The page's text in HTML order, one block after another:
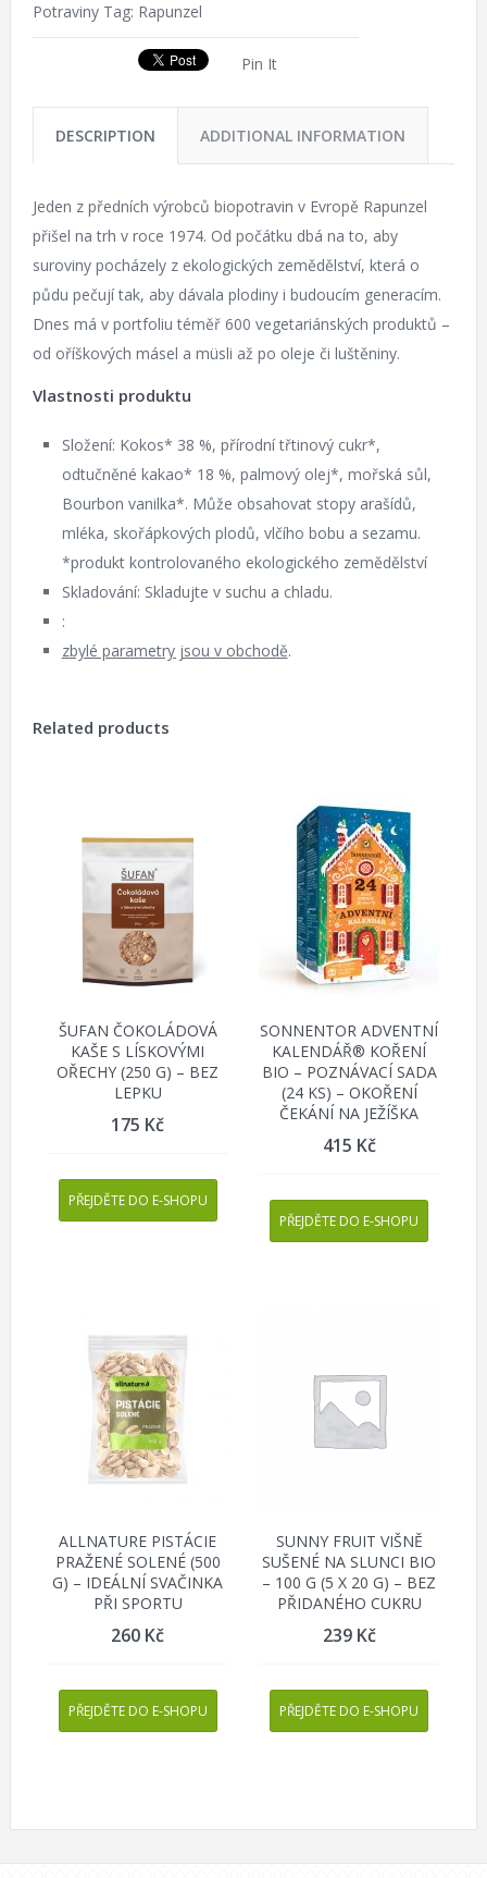
Potraviny Tag: Rapunzel
Pin It
DESCRIPTION ADDITIONAL INFORMATION
Jeden z předních výrobců biopotravin v Evropě Rapunzel
přišel na trh v roce 1974. Od počátku dbá na to, aby
suroviny pocházely z ekologických zemědělství, která o
půdu pečují tak, aby dávala plodiny i budoucím generacím.
Dnes má v portfoliu téměř 600 vegetariánských produktů –
od oříškových másel a müsli až po oleje či luštěniny.
Vlastnosti produktu
Složení: Kokos* 38 %, přírodní třtinový cukr*,
odtučněné kakao* 18 %, palmový olej*, mořská sůl,
Bourbon vanilka*. Může obsahovat stopy arašídů,
mléka, skořápkových plodů, vlčího bobu a sezamu.
*produkt kontrolovaného ekologického zemědělství
Skladování: Skladujte v suchu a chladu.
:
zbylé parametry jsou v obchodě.
Related products
ŠUFAN ČOKOLÁDOVÁ
KAŠE S LÍSKOVÝMI
OŘECHY (250 G) – BEZ
LEPKU
175 Kč
PŘEJDĚTE DO E-SHOPU
SONNENTOR ADVENTNÍ
KALENDÁŘ® KOŘENÍ
BIO – POZNÁVACÍ SADA
(24 KS) – OKOŘENÍ
ČEKÁNÍ NA JEŽÍŠKA
415 Kč
PŘEJDĚTE DO E-SHOPU
ALLNATURE PISTÁCIE
PRAŽENÉ SOLENÉ (500
G) – IDEÁLNÍ SVAČINKA
PŘI SPORTU
260 Kč
PŘEJDĚTE DO E-SHOPU
SUNNY FRUIT VIŠNĚ
SUŠENÉ NA SLUNCI BIO
– 100 G (5 X 20 G) – BEZ
PŘIDANÉHO CUKRU
239 Kč
PŘEJDĚTE DO E-SHOPU